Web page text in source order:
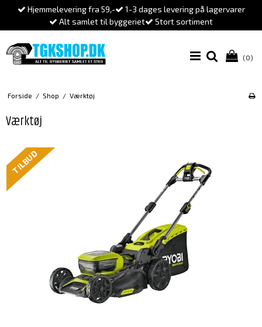
Hjemmelevering fra 59,-
1-3 dages levering på lagervarer
Alt samlet til byggeriet
Stort sortiment
(0)
Forside / Shop / Værktøj
Værktøj
TILBUD